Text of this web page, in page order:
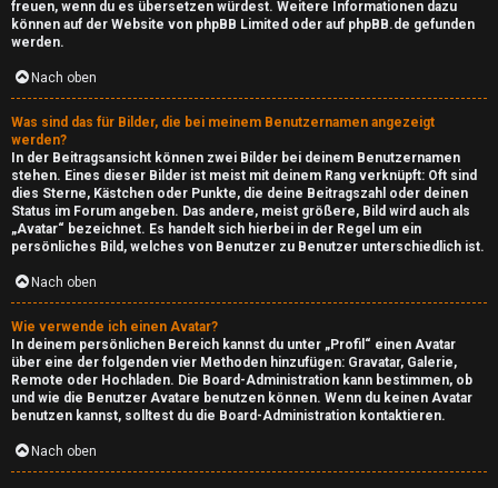
e
T
h
e
m
e
n
S
u
c
h
freuen, wenn du es übersetzen würdest. Weitere Informationen dazu
können auf der Website von phpBB Limited oder auf phpBB.de gefunden
werden.
Nach oben
Was sind das für Bilder, die bei meinem Benutzernamen angezeigt
werden?
In der Beitragsansicht können zwei Bilder bei deinem Benutzernamen
stehen. Eines dieser Bilder ist meist mit deinem Rang verknüpft: Oft sind
dies Sterne, Kästchen oder Punkte, die deine Beitragszahl oder deinen
Status im Forum angeben. Das andere, meist größere, Bild wird auch als
„Avatar“ bezeichnet. Es handelt sich hierbei in der Regel um ein
persönliches Bild, welches von Benutzer zu Benutzer unterschiedlich ist.
Nach oben
Wie verwende ich einen Avatar?
In deinem persönlichen Bereich kannst du unter „Profil“ einen Avatar
über eine der folgenden vier Methoden hinzufügen: Gravatar, Galerie,
Remote oder Hochladen. Die Board-Administration kann bestimmen, ob
und wie die Benutzer Avatare benutzen können. Wenn du keinen Avatar
benutzen kannst, solltest du die Board-Administration kontaktieren.
Nach oben
y
i
m
S
t
r
e
a
m
↳
I